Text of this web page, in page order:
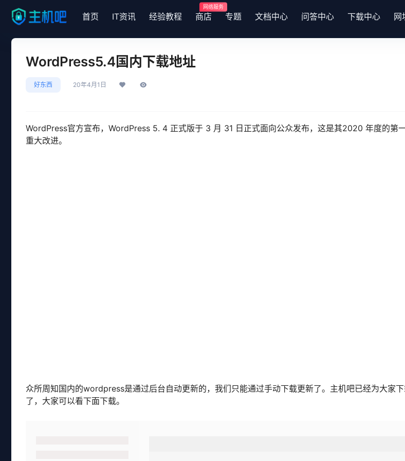
首页 IT资讯 经验教程 商店
网络服务
专题 文档中心 问答中心 下载中心 网
WordPress5.4国内下载地址
好东西 20年4月1日
WordPress官方宣布，WordPress 5. 4 正式版于 3 月 31 日正式面向公众发布，这是其2020 年度的第
重大改进。
众所周知国内的wordpress是通过后台自动更新的，我们只能通过手动下载更新了。主机吧已经为大家
了，大家可以看下面下载。